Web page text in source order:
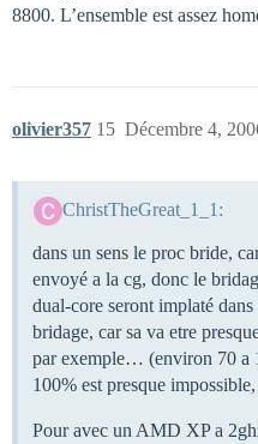
8800. L’ensemble est assez
olivier357 Décembre 4,
15
ChristTheGreat_1_1:
dans un sens le proc bride,
envoyé a la cg, donc le
dual-core seront implaté
bridage, car sa va etre
par exemple… (environ 70 a
100% est presque
Pour avec un AMD XP a